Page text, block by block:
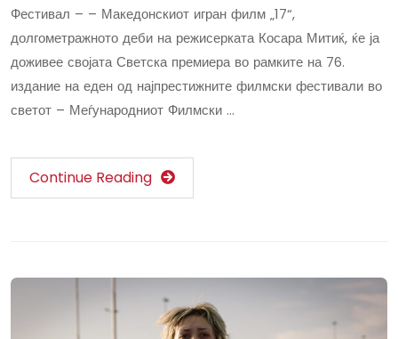
Фестивал – – Македонскиот игран филм „17“,
долгометражното деби на режисерката Косара Митиќ, ќе ја
доживее својата Светска премиера во рамките на 76.
издание на еден од најпрестижните филмски фестивали во
светот – Меѓународниот Филмски …
Continue Reading